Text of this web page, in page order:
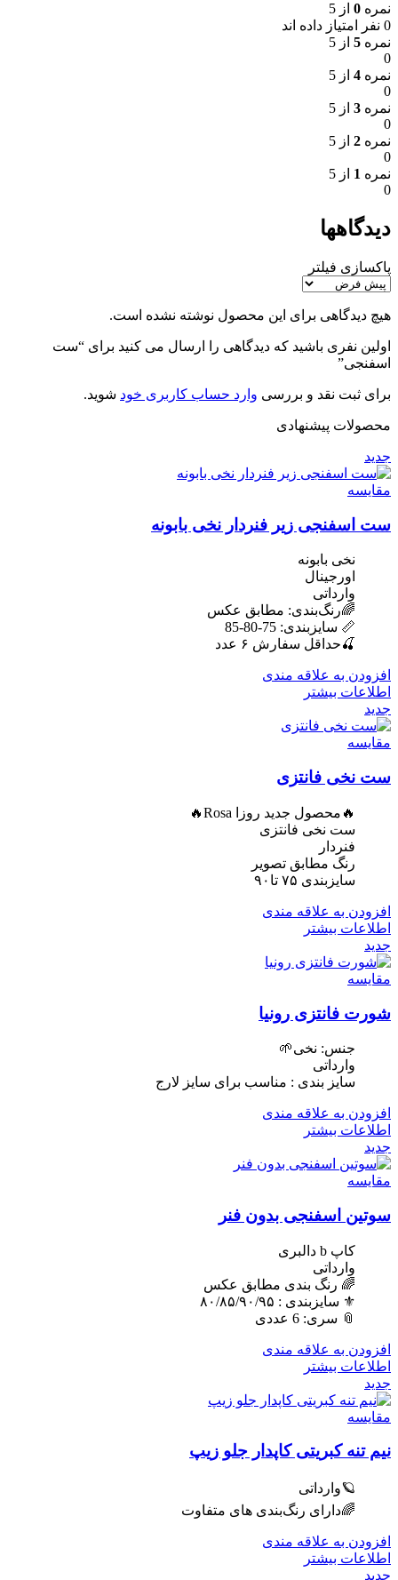
نمره 0 از 5
0 نفر امتیاز داده اند
نمره 5 از 5
0
نمره 4 از 5
0
نمره 3 از 5
0
نمره 2 از 5
0
نمره 1 از 5
0
دیدگاهها
پاکسازی فیلتر
هیچ دیدگاهی برای این محصول نوشته نشده است.
اولین نفری باشید که دیدگاهی را ارسال می کنید برای “ست
اسفنجی”
برای ثبت نقد و بررسی وارد حساب کاربری خود شوید.
محصولات پیشنهادی
جدید
مقایسه
ست اسفنجی زیر فنردار نخی بابونه
نخی بابونه
اورجینال
وارداتی
🌈رنگ‌بندی: مطابق عکس
📏 سایزبندی: 75-80-85
🍒حداقل سفارش ۶ عدد
افزودن به علاقه مندی
اطلاعات بیشتر
جدید
مقایسه
ست نخی فانتزی
🔥محصول جدید روزا Rosa🔥
ست نخی فانتزی
فنردار
رنگ مطابق تصویر
سایزبندی ۷۵ تا۹۰
افزودن به علاقه مندی
اطلاعات بیشتر
جدید
مقایسه
شورت فانتزی رونیا
جنس: نخی🌱
وارداتی
سایز بندی : مناسب برای سایز لارج
افزودن به علاقه مندی
اطلاعات بیشتر
جدید
مقایسه
سوتین اسفنجی بدون فنر
کاپ b دالبری
وارداتی
🌈 رنگ بندی مطابق عکس
⚜️ سایزبندی : ٨٠/٨۵/٩٠/٩۵
📎 سری: 6 عددی
افزودن به علاقه مندی
اطلاعات بیشتر
جدید
مقایسه
نیم تنه کبریتی کاپدار جلو زیپ
🪐وارداتی
🌈دارای رنگ‌بندی های متفاوت
افزودن به علاقه مندی
اطلاعات بیشتر
جدید